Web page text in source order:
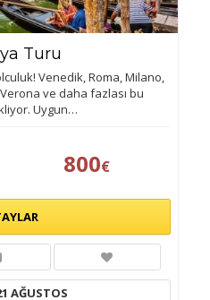
Turu
Venedik, Roma, Milano,
ve daha fazlası bu
Uygun…
800€
AĞUSTOS